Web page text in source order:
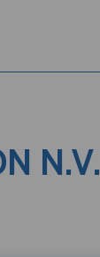
N.V.